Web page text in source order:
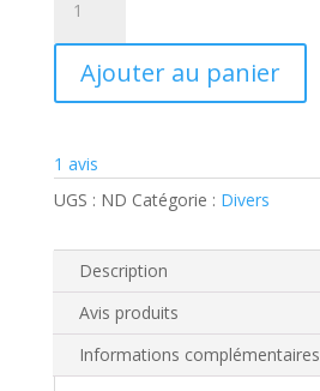
Traduction
Attestation
d'assurance
Ajouter au panier
1 avis
UGS : ND Catégorie : Divers
Description
Avis produits
Informations complémentaires